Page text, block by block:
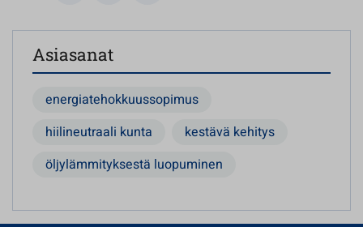
Asiasanat
energiatehokkuussopimus
hiilineutraali kunta
kestävä kehitys
öljylämmityksestä luopuminen